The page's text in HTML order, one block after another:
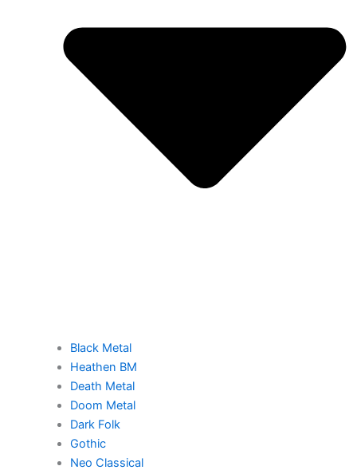
Black Metal
Heathen BM
Death Metal
Doom Metal
Dark Folk
Gothic
Neo Classical